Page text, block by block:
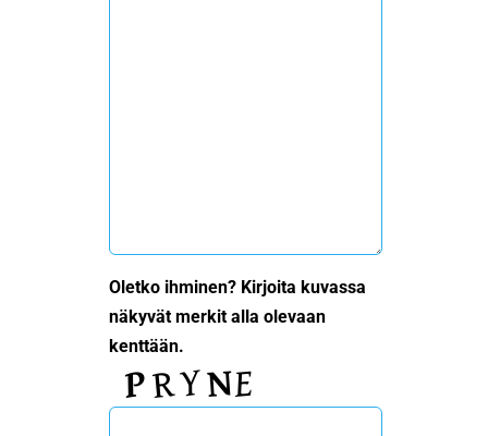
Oletko ihminen? Kirjoita kuvassa
näkyvät merkit alla olevaan
kenttään.